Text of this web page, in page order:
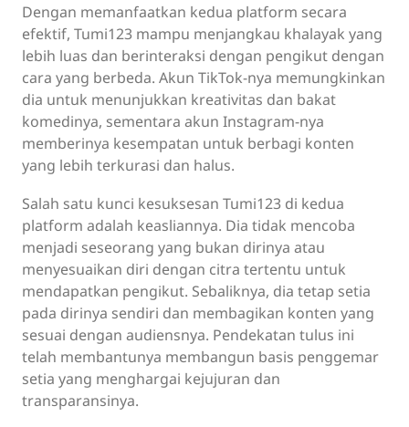
Dengan memanfaatkan kedua platform secara
efektif, Tumi123 mampu menjangkau khalayak yang
lebih luas dan berinteraksi dengan pengikut dengan
cara yang berbeda. Akun TikTok-nya memungkinkan
dia untuk menunjukkan kreativitas dan bakat
komedinya, sementara akun Instagram-nya
memberinya kesempatan untuk berbagi konten
yang lebih terkurasi dan halus.
Salah satu kunci kesuksesan Tumi123 di kedua
platform adalah keasliannya. Dia tidak mencoba
menjadi seseorang yang bukan dirinya atau
menyesuaikan diri dengan citra tertentu untuk
mendapatkan pengikut. Sebaliknya, dia tetap setia
pada dirinya sendiri dan membagikan konten yang
sesuai dengan audiensnya. Pendekatan tulus ini
telah membantunya membangun basis penggemar
setia yang menghargai kejujuran dan
transparansinya.